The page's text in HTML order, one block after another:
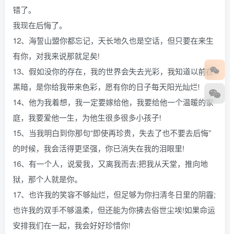
错了。
我现在后悔了。
12、海誓山盟你都忘记，天长地久也是空话，但只要在来生
有你，对我来说那就足矣!
13、假如没你的存在，我的世界会失去光彩，我知道以前在
黑暗，是你给我带来色彩，愿有你的日子每天阳光灿烂!
14、他为我着想，我一定要嫁给他，我要给他一个温暖的家
庭，我要爱他一生，为他生很多很多小孩子!
15、当我明白到你那句“即使再珍贵，失去了也不要去后悔”
的时候，我会活得更坚强，你已消失在我的泪眼里!
16、有一个人，说爱我，又离我而去;把我从天堂，推向地
狱，那个人就是你。
17、也许我的笑容不够灿烂，但足够为你扫清冬日里的阴霾;
也许我的双手不够温柔，但还能为你拂去俗世尘埃!如果命运
安排我们在一起，我会好好珍惜你!